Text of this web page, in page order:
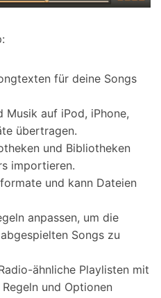
für deine Songs
Musik auf iPod, iPhone,
übertragen.
und Bibliotheken
importieren.
und kann Dateien
anpassen, um die
Songs zu
ähnliche Playlisten mit
und Optionen